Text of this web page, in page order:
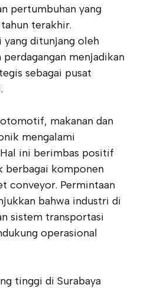
pertumbuhan yang
terakhir.
yang ditunjang oleh
menjadikan
sebagai pusat
makanan dan
mengalami
ini berimbas positif
berbagai komponen
conveyor. Permintaan
bahwa industri di
sistem transportasi
operasional
tinggi di Surabaya